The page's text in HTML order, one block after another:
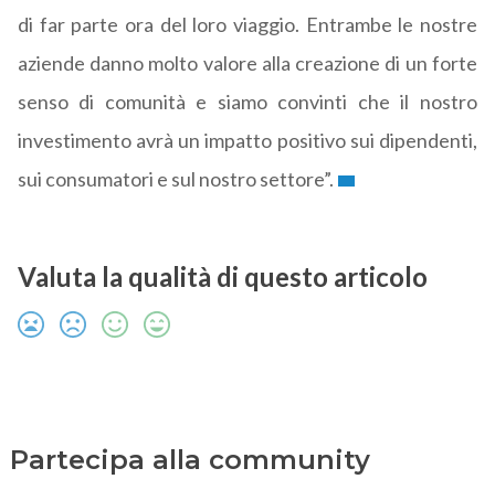
di far parte ora del loro viaggio. Entrambe le nostre
aziende danno molto valore alla creazione di un forte
senso di comunità e siamo convinti che il nostro
investimento avrà un impatto positivo sui dipendenti,
sui consumatori e sul nostro settore”.
Valuta la qualità di questo articolo
Partecipa alla community